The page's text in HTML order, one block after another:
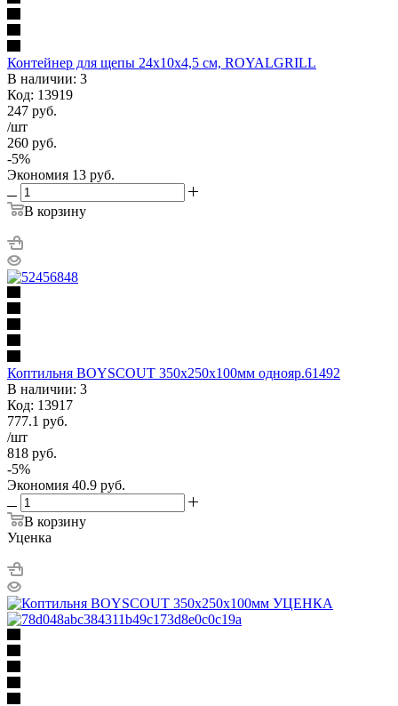
Контейнер для щепы 24х10х4,5 см, ROYALGRILL
В наличии: 3
Код: 13919
247 руб.
/шт
260 руб.
-5%
Экономия 13 руб.
В корзину
Коптильня BOYSCOUT 350х250х100мм однояр.61492
В наличии: 3
Код: 13917
777.1 руб.
/шт
818 руб.
-5%
Экономия 40.9 руб.
В корзину
Уценка